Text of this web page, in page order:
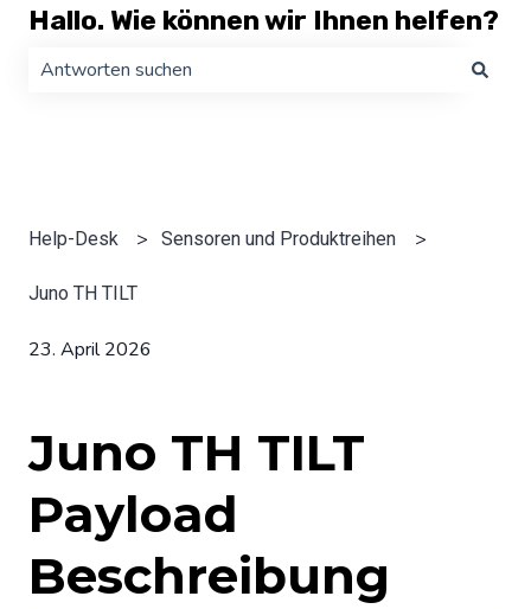
Hallo. Wie können wir Ihnen helfen?
Help-Desk Sensoren und Produktreihen
Juno TH TILT
23. April 2026
Juno TH TILT
Payload
Beschreibung